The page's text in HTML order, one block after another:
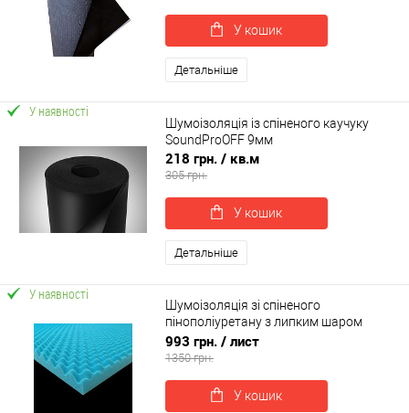
У кошик
Детальніше
У наявності
Шумоізоляція із спіненого каучуку
SoundProOFF 9мм
218 грн. / кв.м
305 грн.
У кошик
Детальніше
У наявності
Шумоізоляція зі спіненого
пінополіуретану з липким шаром
100х75х3.5см SoundWave PRO 35 (sp-
0057)
993 грн. / лист
1350 грн.
У кошик